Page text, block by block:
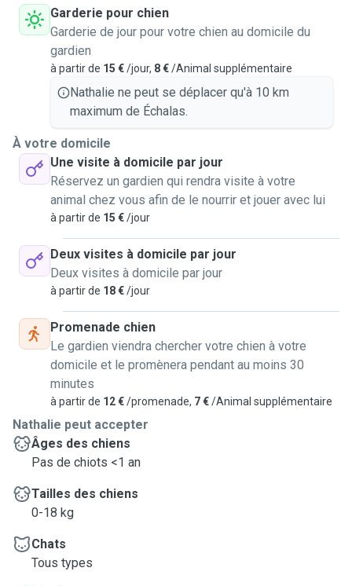
Garderie pour chien
Garderie de jour pour votre chien au domicile du
gardien
à partir de 15 €/jour, 8 €/Animal supplémentaire
Nathalie ne peut se déplacer qu'à 10 km
maximum de Échalas.
À votre domicile
Une visite à domicile par jour
Réservez un gardien qui rendra visite à votre
animal chez vous afin de le nourrir et jouer avec lui
à partir de 15 €/jour
Deux visites à domicile par jour
Deux visites à domicile par jour
à partir de 18 €/jour
Promenade chien
Le gardien viendra chercher votre chien à votre
domicile et le promènera pendant au moins 30
minutes
à partir de 12 €/promenade, 7 €/Animal supplémentaire
Nathalie peut accepter
Âges des chiens
Pas de chiots <1 an
Tailles des chiens
0-18 kg
Chats
Tous types